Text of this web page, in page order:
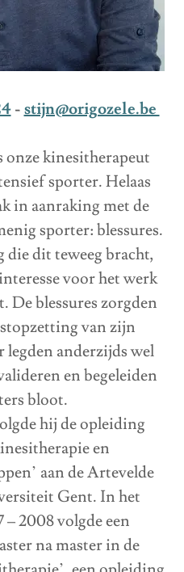
-stijn@origozele.be
onze kinesitherapeut
sporter. Helaas
in aanraking met de
sporter: blessures.
dit teweeg bracht,
voor het werk
De blessures zorgden
van zijn
anderzijds wel
en begeleiden
bloot.
hij de opleiding
en
aan de Artevelde
Gent. In het
– 2008 volgde een
na master in de